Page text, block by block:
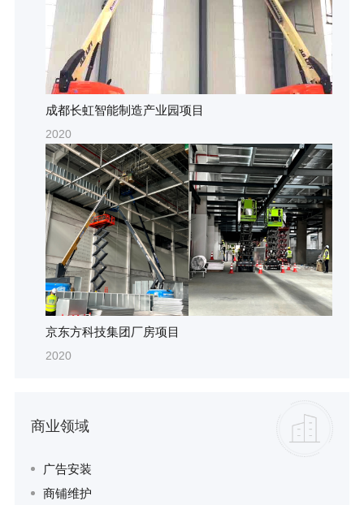
成都长虹智能制造产业园项目
2020
京东方科技集团厂房项目
2020
商业领域
广告安装
商铺维护